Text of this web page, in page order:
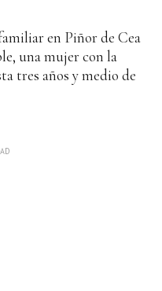
en Piñor de Cea
una mujer con la
tres años y medio de